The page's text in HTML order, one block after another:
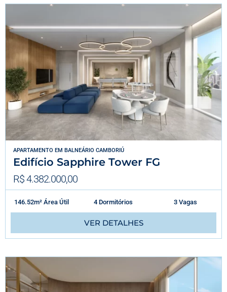
APARTAMENTO EM BALNEÁRIO CAMBORIÚ
Edifício Sapphire Tower FG
R$ 4.382.000,00
146.52m² Área Útil 4 Dormitórios 3 Vagas
VER DETALHES